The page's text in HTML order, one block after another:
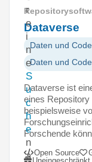
r
e
i
n
e
S
u
c
h
e
n
a
Dataverse
Daten und
Daten und
Dataverse ist
eines
beispielsweise
Forschende
Open Source